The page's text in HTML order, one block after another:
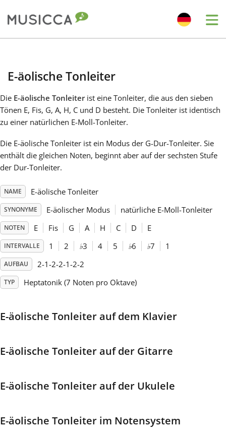
Dansk
Deutsch
Español
Français
E-äolische Tonleiter
Die E-äolische Tonleiterist eine Tonleiter, die aus den sieben
Tönen E, Fis, G, A, H, C und D besteht. Die Tonleiter ist identisch
zu einer natürlichen E-Moll-Tonleiter.
Die E-äolische Tonleiter ist ein Modus der G-Dur-Tonleiter. Sie
enthält die gleichen Noten, beginnt aber auf der sechsten Stufe
der Dur-Tonleiter.
NAME E-äolische Tonleiter
SYNONYME E-äolischer Modus natürliche E-Moll-Tonleiter
NOTEN E Fis G A H C D E
INTERVALLE 1 2 ♭3 4 5 ♭6 ♭7 1
AUFBAU 2-1-2-2-1-2-2
TYP Heptatonik (7 Noten pro Oktave)
E-äolische Tonleiter auf dem Klavier
E-äolische Tonleiter auf der Gitarre
E-äolische Tonleiter auf der Ukulele
E-äolische Tonleiter im Notensystem